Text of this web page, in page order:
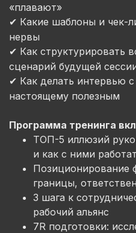
«плавают»
✔ Какие шаблоны и чек-
нервы
✔ Как структурировать
сценарий будущей
✔ Как делать интервью с
настоящему полезным
Программа тренинга
ТОП-5 иллюзий
и как с ними
Позиционирование
границы,
3 шага к
рабочий альянс
7R подготовки: